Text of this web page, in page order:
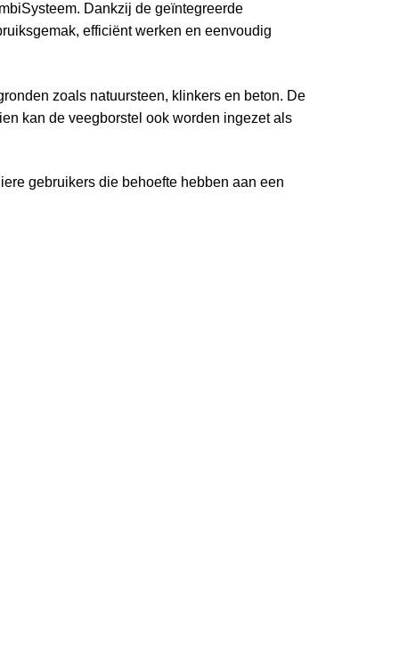
Dankzij de geïntegreerde
efficiënt werken en eenvoudig
zoals natuursteen, klinkers en beton. De
kan de veegborstel ook worden ingezet als
gebruikers die behoefte hebben aan een